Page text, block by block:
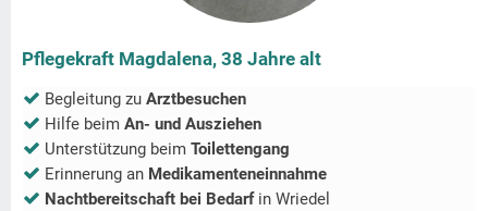
Pflegekraft Magdalena, 38 Jahre alt
Begleitung zu Arztbesuchen
Hilfe beim An- und Ausziehen
Unterstützung beim Toilettengang
Erinnerung an Medikamenteneinnahme
Nachtbereitschaft bei Bedarfin Wriedel